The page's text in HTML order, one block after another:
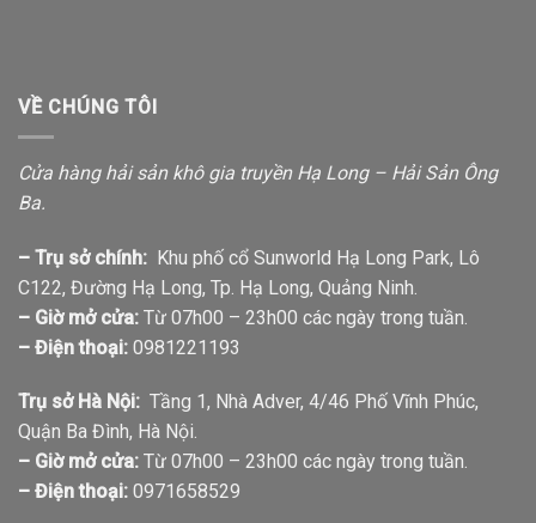
VỀ CHÚNG TÔI
Cửa hàng hải sản khô gia truyền Hạ Long – Hải Sản Ông
Ba.
– Trụ sở chính: Khu phố cổ Sunworld Hạ Long Park, Lô
C122, Đường Hạ Long, Tp. Hạ Long, Quảng Ninh.
– Giờ mở cửa: Từ 07h00 – 23h00 các ngày trong tuần.
– Điện thoại: 0981221193
Trụ sở Hà Nội: Tầng 1, Nhà Adver, 4/46 Phố Vĩnh Phúc,
Quận Ba Đình, Hà Nội.
– Giờ mở cửa: Từ 07h00 – 23h00 các ngày trong tuần.
– Điện thoại: 0971658529